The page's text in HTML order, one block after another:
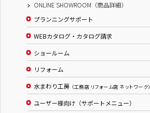
ONLINE SHOWROOM（商品詳細）
プランニングサポート
WEBカタログ・カタログ請求
ショールーム
リフォーム
水まわり工房 （工務店 リフォーム店 ネットワーク）
ユーザー様向け（サポートメニュー）